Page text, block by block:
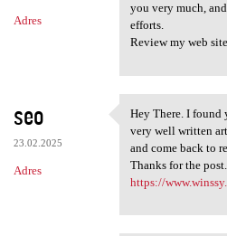
Adres
you very much,
efforts.
Review my web
seo
23.02.2025
Adres
Hey There. I
Hey There. I found
very well written
and come back to
Thanks for the
https://